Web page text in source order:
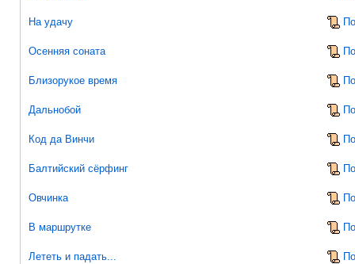
На удачу
Осенняя соната
Близорукое время
Дальнобой
Код да Винчи
Балтийский сёрфинг
Овчинка
В маршрутке
Лететь и падать...